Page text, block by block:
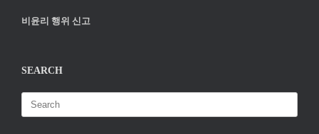
비윤리 행위 신고
SEARCH
Search